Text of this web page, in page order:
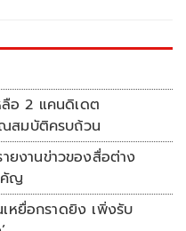
อ 2 แคนดิเดต
สมบัติครบถ้วน
ยงานข่าวของสื่อต่าง
คัญ
เหยื่อกราดยิง เพิ่งรับ